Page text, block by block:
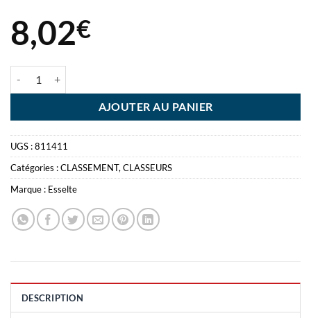
8,02€
AJOUTER AU PANIER
UGS :811411
Catégories :CLASSEMENT, CLASSEURS
Marque : Esselte
DESCRIPTION